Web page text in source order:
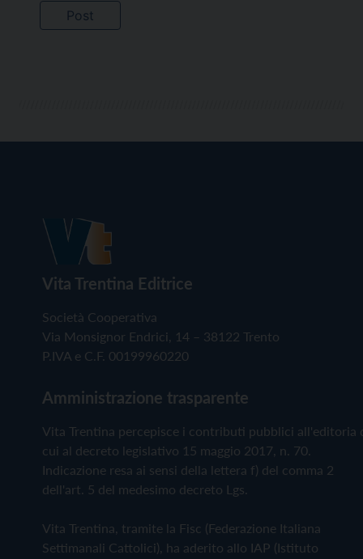
Vita Trentina Editrice
Società Cooperativa
Via Monsignor Endrici, 14 – 38122 Trento
P.IVA e C.F. 00199960220
Amministrazione trasparente
Vita Trentina percepisce i contributi pubblici all'editoria
cui al decreto legislativo 15 maggio 2017, n. 70.
Indicazione resa ai sensi della lettera f) del comma 2
dell'art. 5 del medesimo decreto Lgs.
Vita Trentina, tramite la Fisc (Federazione Italiana
Settimanali Cattolici), ha aderito allo IAP (Istituto